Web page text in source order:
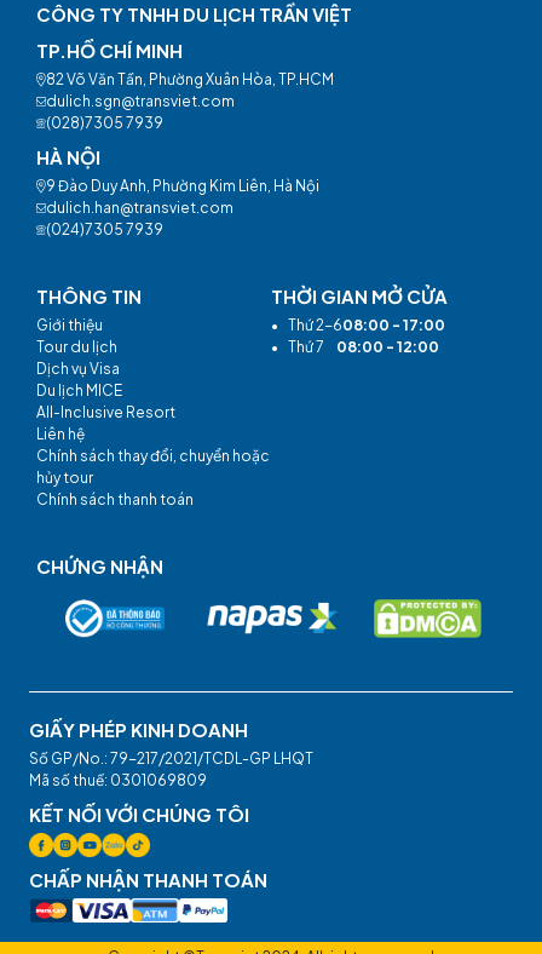
CÔNG TY TNHH DU LỊCH TRẦN VIỆT
TP.HỒ CHÍ MINH
82 Võ Văn Tần, Phường Xuân Hòa, TP.HCM
dulich.sgn@transviet.com
(028)7305 7939
HÀ NỘI
9 Đào Duy Anh, Phường Kim Liên, Hà Nội
dulich.han@transviet.com
(024)7305 7939
THÔNG TIN
Giới thiệu
Tour du lịch
Dịch vụ Visa
Du lịch MICE
All-Inclusive Resort
Liên hệ
Chính sách thay đổi, chuyển hoặc
hủy tour
Chính sách thanh toán
THỜI GIAN MỞ CỬA
• Thứ 2-608:00 - 17:00
• Thứ 7 08:00 - 12:00
CHỨNG NHẬN
GIẤY PHÉP KINH DOANH
Số GP/No.: 79-217/2021/TCDL-GP LHQT
Mã số thuế: 0301069809
KẾT NỐI VỚI CHÚNG TÔI
CHẤP NHẬN THANH TOÁN